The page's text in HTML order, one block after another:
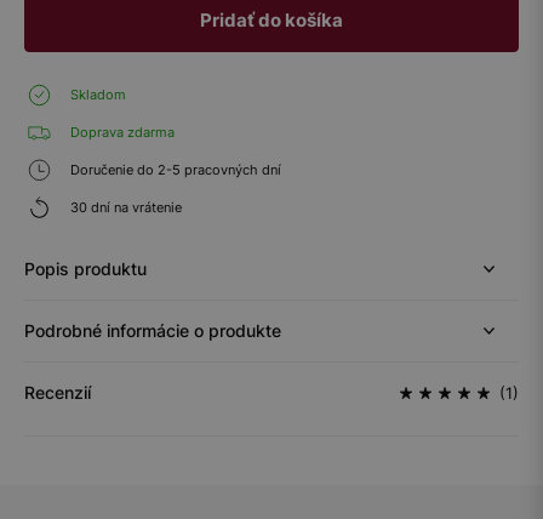
Pridať do košíka
Skladom
Doprava zdarma
Doručenie do 2-5 pracovných dní
30 dní na vrátenie
Popis produktu
Podrobné informácie o produkte
Recenzií (1)